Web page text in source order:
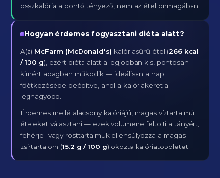
összkalória a döntő tényező, nem az étel önmagában.
Hogyan érdemes fogyasztani diéta alatt?
A(z) McFarm (McDonald's) kalóriasűrű étel (266 kcal
/ 100 g), ezért diéta alatt a legjobban kis, pontosan
kimért adagban működik — ideálisan a nap
főétkezésébe beépítve, ahol a kalóriakeret a
legnagyobb.
Érdemes mellé alacsony kalóriájú, magas víztartalmú
ételeket választani — ezek volumene feltölti a tányért,
fehérje- vagy rosttartalmuk ellensúlyozza a magas
zsírtartalom (15.2 g / 100 g) okozta kalóriatöbbletet.